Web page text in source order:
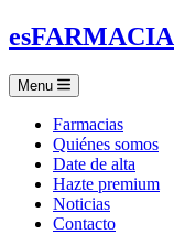
esFARMACIA
Menu
Farmacias
Quiénes somos
Date de alta
Hazte premium
Noticias
Contacto